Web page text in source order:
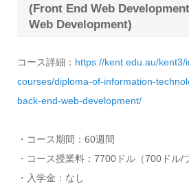
(Front End Web
Web Development)
コース詳細： https://kent.edu.au/
courses/diploma-of-information-
back-end-web-development/
・コース期間：60週間
・コース授業料：7700ドル（700ドル/
・入学金：なし